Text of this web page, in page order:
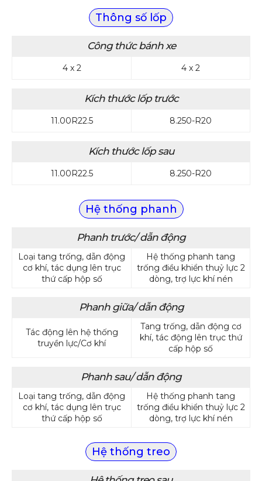
Thông số lốp
Công thức bánh xe
4 x 2 4 x 2
Kích thước lốp trước
11.00R22.5 8.250-R20
Kích thước lốp sau
11.00R22.5 8.250-R20
Hệ thống phanh
Phanh trước/ dẫn động
Loại tang trống, dẫn động
cơ khí, tác dụng lên trục
thứ cấp hộp số
Hệ thống phanh tang
trống điều khiển thuỷ lực 2
dòng, trợ lực khí nén
Phanh giữa/ dẫn động
Tác động lên hệ thống
truyền lực/Cơ khí
Tang trống, dẫn động cơ
khí, tác động lên trục thứ
cấp hộp số
Phanh sau/ dẫn động
Loại tang trống, dẫn động
cơ khí, tác dụng lên trục
thứ cấp hộp số
Hệ thống phanh tang
trống điều khiển thuỷ lực 2
dòng, trợ lực khí nén
Hệ thống treo